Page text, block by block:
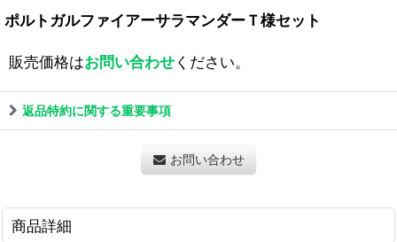
ポルトガルファイアーサラマンダーＴ様セット
販売価格はお問い合わせください。
返品特約に関する重要事項
お問い合わせ
商品詳細